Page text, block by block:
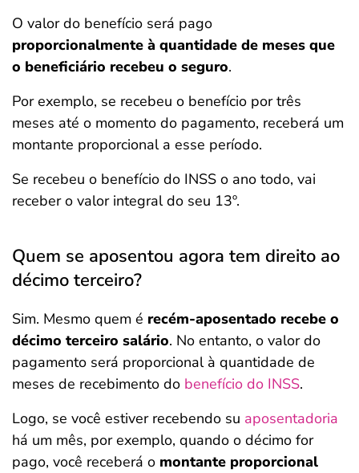
O valor do benefício será pago
proporcionalmente à quantidade de meses que
o beneficiário recebeu o seguro.
Por exemplo, se recebeu o benefício por três
meses até o momento do pagamento, receberá um
montante proporcional a esse período.
Se recebeu o benefício do INSS o ano todo, vai
receber o valor integral do seu 13º.
Quem se aposentou agora tem direito ao
décimo terceiro?
Sim. Mesmo quem é recém-aposentado recebe o
décimo terceiro salário. No entanto, o valor do
pagamento será proporcional à quantidade de
meses de recebimento do benefício do INSS.
Logo, se você estiver recebendo su aposentadoria
há um mês, por exemplo, quando o décimo for
pago, você receberá o montante proporcional